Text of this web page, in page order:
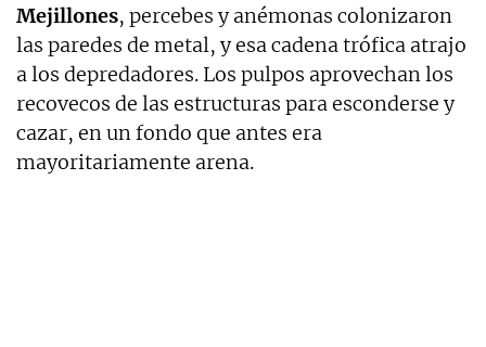
Mejillones, percebes y anémonas colonizaron
las paredes de metal, y esa cadena trófica atrajo
a los depredadores. Los pulpos aprovechan los
recovecos de las estructuras para esconderse y
cazar, en un fondo que antes era
mayoritariamente arena.